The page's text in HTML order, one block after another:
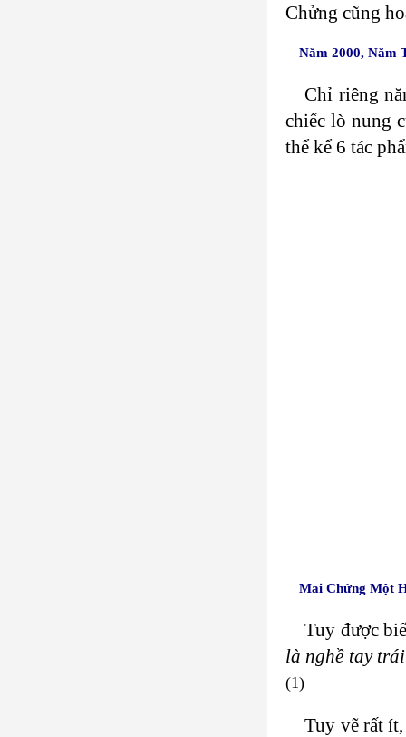
Chửng cũng
Năm 2000, Năm
Chỉ riêng
chiếc lò nung
thể kể 6 tác
Mai Chửng Một
Tuy được
là nghề tay
(1)
Tuy vẽ rất